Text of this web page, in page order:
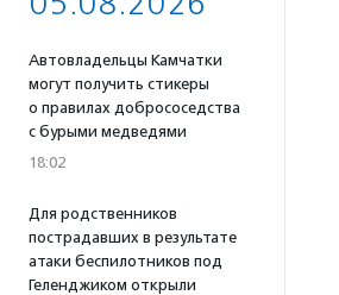
Автовладельцы Камчатки
могут получить стикеры
о правилах добрососедства
с бурыми медведями
18:02
Для родственников
пострадавших в результате
атаки беспилотников под
Геленджиком открыли